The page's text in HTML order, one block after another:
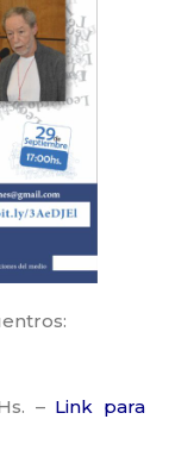
– Link para